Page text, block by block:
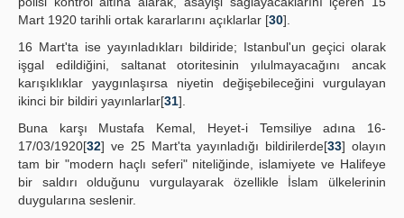
Mart 1920 tarihli ortak kararlarını açıklarlar [30].
16 Mart'ta ise yayınladıkları bildiride; Istanbul'un geçici olarak
işgal edildiğini, saltanat otoritesinin yılulmayacağını ancak
karışıklıklar yaygınlaşırsa niyetin değişebileceğini vurgulayan
ikinci bir bildiri yayınlarlar[31].
Buna karşı Mustafa Kemal, Heyet-i Temsiliye adına 16-
17/03/1920[32] ve 25 Mart'ta yayınladığı bildirilerde[33] olayın
tam bir "modern haçlı seferi" niteliğinde, islamiyete ve Halifeye
bir saldırı olduğunu vurgulayarak özellikle İslam ülkelerinin
duygularına seslenir.